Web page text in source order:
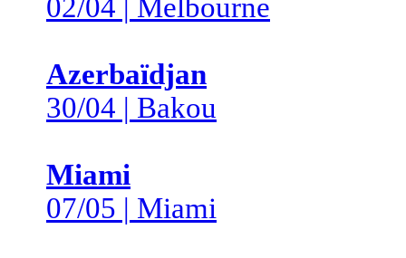
02/04 | Melbourne
Azerbaïdjan
30/04 | Bakou
Miami
07/05 | Miami